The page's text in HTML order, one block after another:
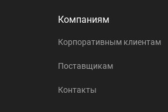
Компаниям
Корпоративным клиентам
Поставщикам
Контакты